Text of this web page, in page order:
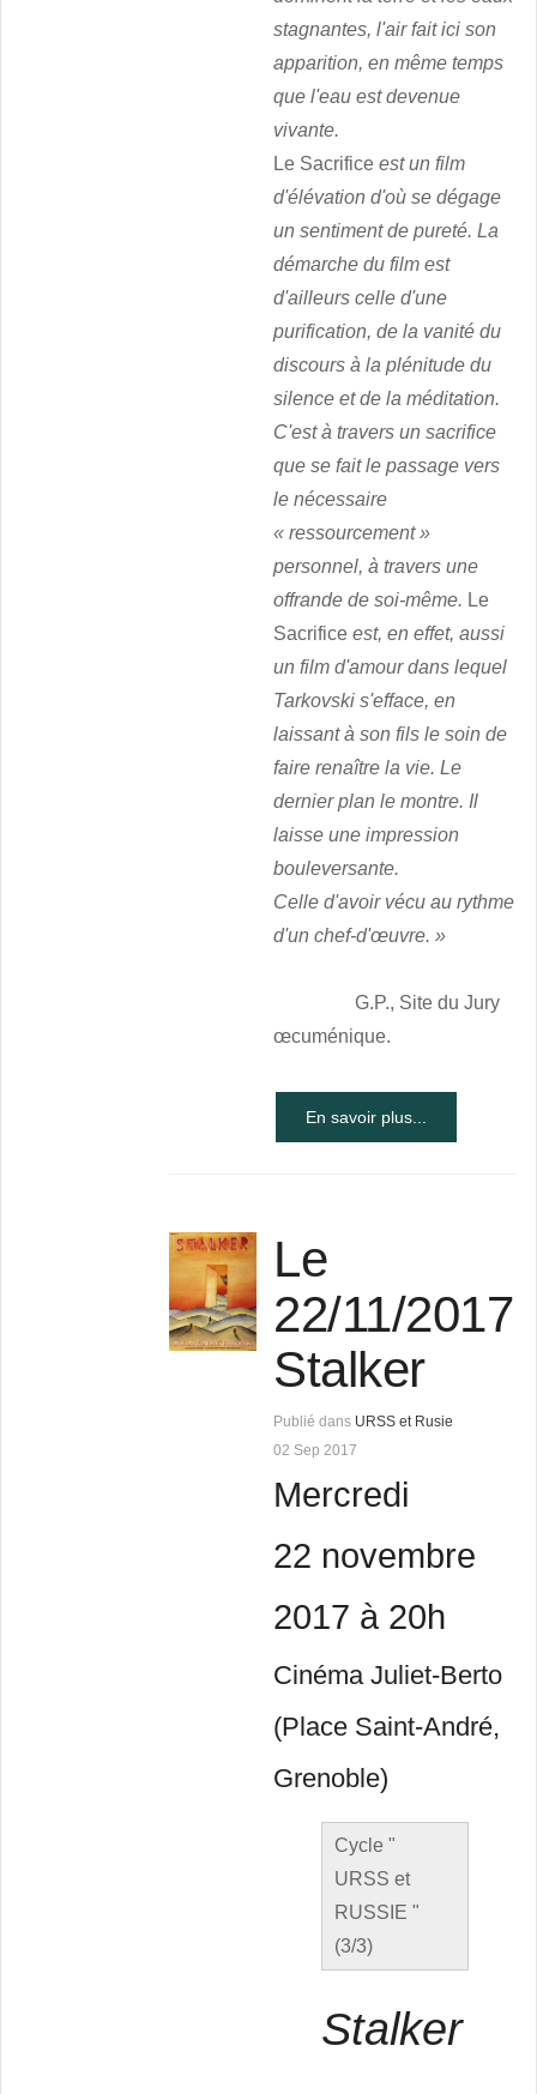
stagnantes, l'air fait ici son
apparition, en même temps
que l'eau est devenue
vivante.
Le Sacrificeest un film
d'élévation d'où se dégage
un sentiment de pureté. La
démarche du film est
d'ailleurs celle d'une
purification, de la vanité du
discours à la plénitude du
silence et de la méditation.
C'est à travers un sacrifice
que se fait le passage vers
le nécessaire
« ressourcement »
personnel, à travers une
offrande de soi-même. Le
Sacrificeest, en effet, aussi
un film d'amour dans lequel
Tarkovski s'efface, en
laissant à son fils le soin de
faire renaître la vie. Le
dernier plan le montre. Il
laisse une impression
bouleversante.
Celle d'avoir vécu au rythme
d'un chef-d'œuvre. »
G.P., Site du Jury
œcuménique.
En savoir plus...
Le
22/11/2017
Stalker
Publié dans URSS et Rusie
02 Sep 2017
Mercredi
22 novembre
2017 à 20h
Cinéma Juliet-Berto
(Place Saint-André,
Grenoble)
Cycle "
URSS et
RUSSIE "
(3/3)
Stalker